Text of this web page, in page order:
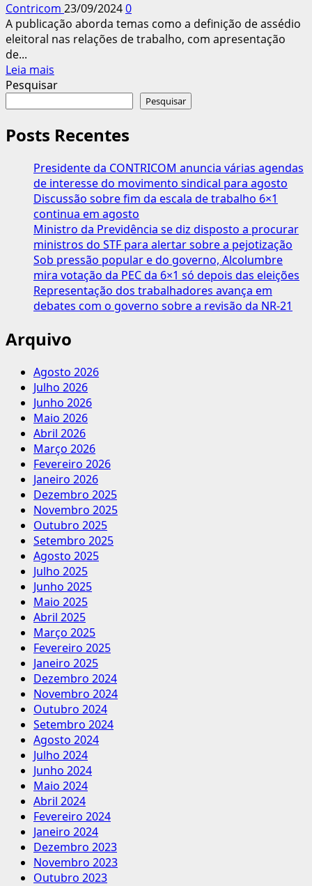
Contricom 23/09/20240
A publicação aborda temas como a definição de assédio
eleitoral nas relações de trabalho, com apresentação
de...
Leia mais
mais
lança
cartilha
“Combata
o
assédio
eleitoral:
valorize
o
seu
voto
livre
e
secreto”
Pesquisar
Pesquisar
Posts Recentes
Presidente da CONTRICOM anuncia várias agendas
de interesse do movimento sindical para agosto
Discussão sobre fim da escala de trabalho 6×1
continua em agosto
Ministro da Previdência se diz disposto a procurar
ministros do STF para alertar sobre a pejotização
Sob pressão popular e do governo, Alcolumbre
mira votação da PEC da 6×1 só depois das eleições
Representação dos trabalhadores avança em
debates com o governo sobre a revisão da NR-21
Arquivo
Agosto 2026
Julho 2026
Junho 2026
Maio 2026
Abril 2026
Março 2026
Fevereiro 2026
Janeiro 2026
Dezembro 2025
Novembro 2025
Outubro 2025
Setembro 2025
Agosto 2025
Julho 2025
Junho 2025
Maio 2025
Abril 2025
Março 2025
Fevereiro 2025
Janeiro 2025
Dezembro 2024
Novembro 2024
Outubro 2024
Setembro 2024
Agosto 2024
Julho 2024
Junho 2024
Maio 2024
Abril 2024
Fevereiro 2024
Janeiro 2024
Dezembro 2023
Novembro 2023
Outubro 2023